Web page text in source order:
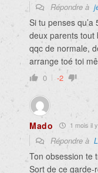
Répondre à
Si tu penses
deux parents tout
qqc de normale,
arrange toé toi
0 -2
Mado 1 mois il
Répondre à
Ton obsession te
Sort de ce